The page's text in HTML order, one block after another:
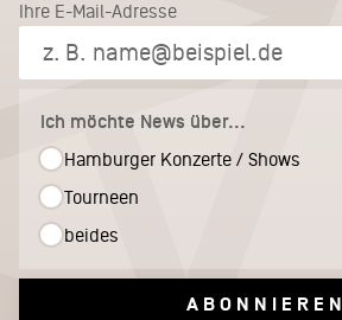
Ihre E-Mail-Adresse
Ich möchte News über...
Hamburger Konzerte / Shows
Tourneen
beides
ABONNIEREN